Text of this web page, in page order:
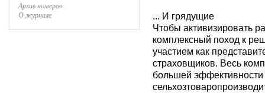
Архив номеров
О журнале
... И грядущие
Чтобы активизировать
комплексный поход к
участием как
страховщиков. Весь
большей эффективности